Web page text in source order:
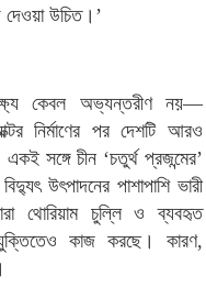
দেওয়া উচিত।’
লক্ষ্য কেবল অভ্যন্তরীণ নয়—
নির্মাণের পর দেশটি আরও
সঙ্গে চীন ‘চতুর্থ প্রজন্মের’
উৎপাদনের পাশাপাশি ভারী
থোরিয়াম চুল্লি ও ব্যবহৃত
কাজ করছে। কারণ,